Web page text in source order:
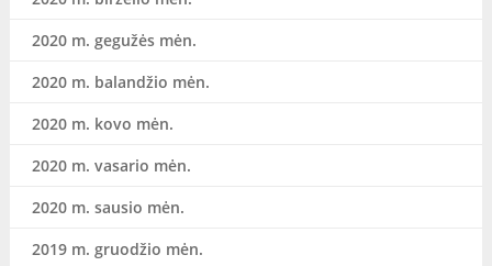
2020 m. gegužės mėn.
2020 m. balandžio mėn.
2020 m. kovo mėn.
2020 m. vasario mėn.
2020 m. sausio mėn.
2019 m. gruodžio mėn.